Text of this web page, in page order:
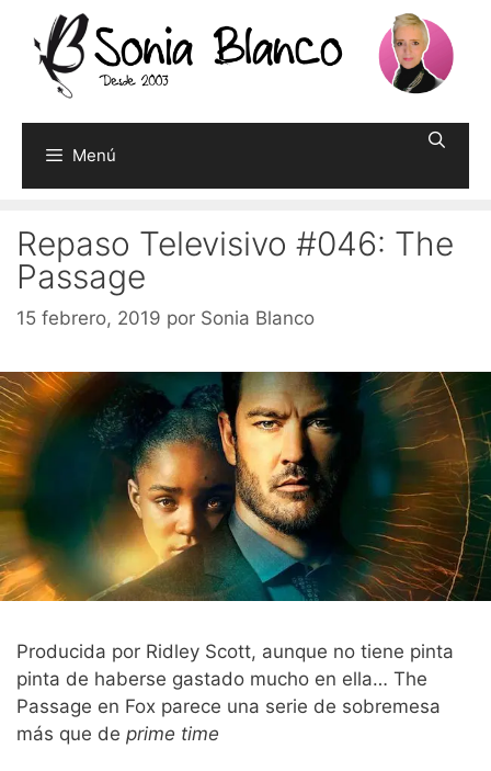
contenido
Menú
Repaso Televisivo #046: The
Passage
15 febrero, 2019 por Sonia Blanco
Producida por Ridley Scott, aunque no tiene pinta
pinta de haberse gastado mucho en ella… The
Passage en Fox parece una serie de sobremesa
más que de prime time